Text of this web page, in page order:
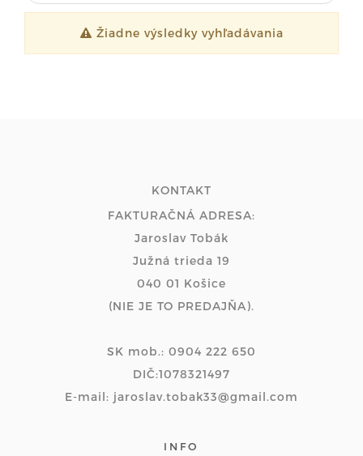
Žiadne výsledky vyhľadávania
KONTAKT
FAKTURAČNÁ ADRESA:
Jaroslav Tobák
Južná trieda 19
040 01 Košice
(NIE JE TO PREDAJŇA).
SK mob.: 0904 222 650
DIČ:1078321497
E-mail: jaroslav.tobak33@gmail.com
INFO